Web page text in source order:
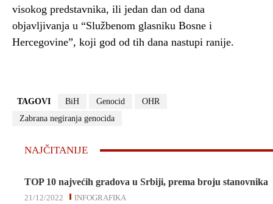
visokog predstavnika, ili jedan dan od dana
objavljivanja u “Službenom glasniku Bosne i
Hercegovine”, koji god od tih dana nastupi ranije.
TAGOVI BiH Genocid
OHR
Zabrana negiranja genocida
NAJČITANIJE
TOP 10 najvećih gradova u Srbiji, prema broju stanovnika
INFOGRAFIKA
21/12/2022